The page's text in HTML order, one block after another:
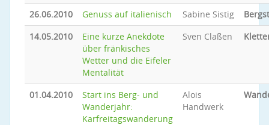
26.06.2010 Genuss auf italienisch Sabine Sistig
14.05.2010
Eine kurze Anekdote
über fränkisches
Wetter und die Eifeler
Mentalität
Sven Claßen
01.04.2010
Start ins Berg- und
Wanderjahr:
Karfreitagswanderung
Alois
Handwerk